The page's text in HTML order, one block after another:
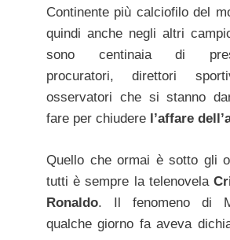
Continente più calciofilo del
quindi anche negli altri
sono centinaia di
procuratori, direttori
osservatori che si stanno
fare per chiudere l’affare
Quello che ormai è sotto gli
tutti è sempre la telenovela
Ronaldo. Il fenomeno di
qualche giorno fa aveva